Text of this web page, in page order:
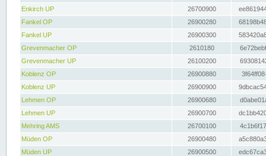
Enkirch UP
26700900
Fankel OP
26900280
Fankel UP
26900300
Grevenmacher OP
2610180
Grevenmacher UP
26100200
Koblenz OP
26900880
Koblenz UP
26900900
Lehmen OP
26900680
Lehmen UP
26900700
Mehring AMS
26700100
Müden OP
26900480
Müden UP
26900500